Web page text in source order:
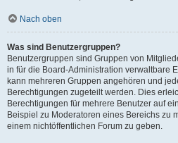
Nach oben
Was sind Benutzergruppen?
Benutzergruppen sind Gruppen von
in für die Board-Administration verwaltbare
kann mehreren Gruppen angehören und
Berechtigungen zugeteilt werden. Dies
Berechtigungen für mehrere Benutzer auf
Beispiel zu Moderatoren eines Bereichs zu
einem nichtöffentlichen Forum zu geben.